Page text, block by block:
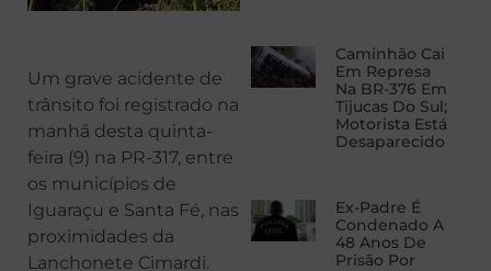
Um grave acidente de
trânsito foi registrado na
manhã desta quinta-
feira (9) na PR-317, entre
os municípios de
Iguaraçu e Santa Fé, nas
proximidades da
Lanchonete Cimardi.
Caminhão Cai
Em Represa
Na BR-376 Em
Tijucas Do Sul;
Motorista Está
Desaparecido
Ex-Padre É
Condenado A
48 Anos De
Prisão Por